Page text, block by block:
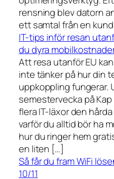
rensning blev datorn
ett samtal från en
IT-tips inför resan
du dyra
Att resa utanför EU
inte tänker på hur din
uppkoppling fungerar.
semestervecka på
flera IT-läxor den
varför du alltid bör ha
hur du ringer hem
en liten […]
Så får du fram WiFi
10/11